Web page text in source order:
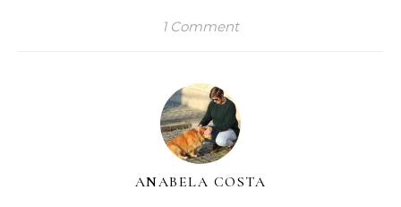
1 Comment
ANABELA COSTA